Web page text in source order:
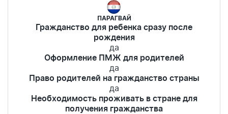
ПАРАГВАЙ
Гражданство для ребенка сразу после
рождения
да
Оформление ПМЖ для родителей
да
Право родителей на гражданство страны
да
Необходимость проживать в стране для
получения гражданства